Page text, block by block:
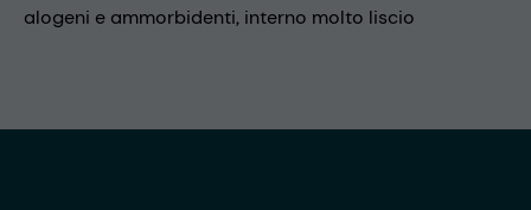
alogeni e ammorbidenti, interno molto liscio